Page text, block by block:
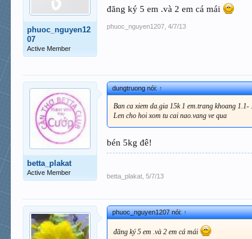
phuoc_nguyen12
07
Active Member
đăng ký 5 em .và 2 em cá mái
phuoc_nguyen1207 4/7/13
betta_plakat
Active Member
dungtruong nói:↑
Ban ca xiem da.gia 15k 1 em.trang khoang
Len cho hoi xom tu cai nao.vang ve qua
bén 5kg đê!
betta_plakat 5/7/13
phuoc_nguyen1207 nói:↑
đăng ký 5 em .và 2 em cá mái